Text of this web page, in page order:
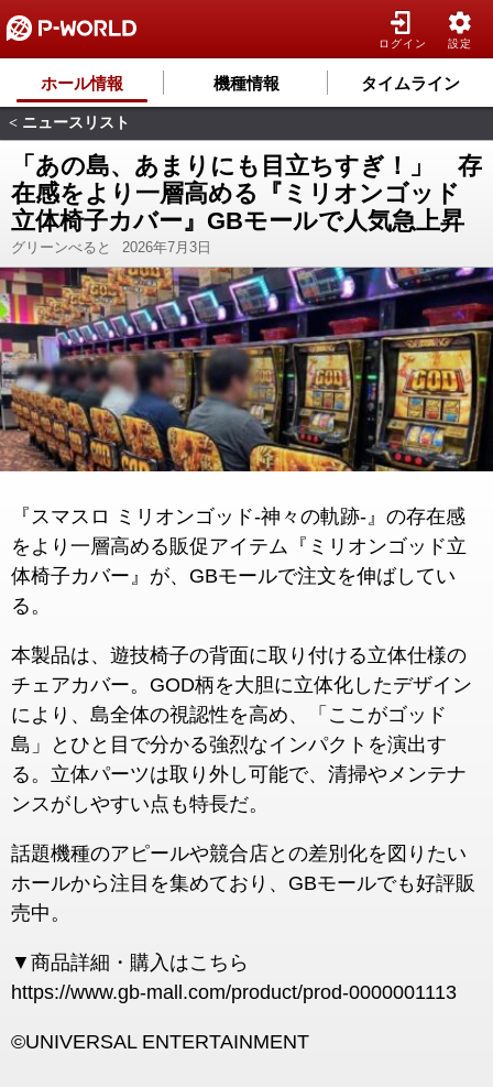
ログイン 設定
ホール情報 機種情報 タイムライン
< ニュースリスト
「あの島、あまりにも目立ちすぎ！」 存
在感をより一層高める『ミリオンゴッド
立体椅子カバー』GBモールで人気急上昇
グリーンべると 2026年7月3日
『スマスロ ミリオンゴッド-神々の軌跡-』の存在感
をより一層高める販促アイテム『ミリオンゴッド立
体椅子カバー』が、GBモールで注文を伸ばしてい
る。
本製品は、遊技椅子の背面に取り付ける立体仕様の
チェアカバー。 GOD柄を大胆に立体化したデザイン
により、島全体の視認性を高め、「ここがゴッド
島」とひと目で分かる強烈なインパクトを演出す
る。 立体パーツは取り外し可能で、清掃やメンテナ
ンスがしやすい点も特長だ。
話題機種のアピールや競合店との差別化を図りたい
ホールから注目を集めており、GBモールでも好評販
売中。
▼商品詳細・購入はこちら
https://www.gb-mall.com/product/prod-0000001113
©UNIVERSAL ENTERTAINMENT